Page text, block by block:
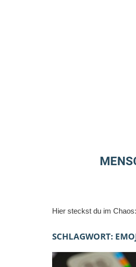
Hier steckst du im Chaos:
SCHLAGWORT: